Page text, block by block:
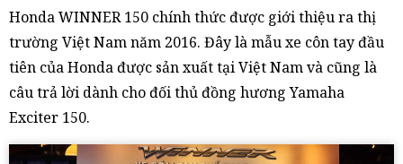
Honda WINNER 150 chính thức được giới thiệu ra thị
trường Việt Nam năm 2016. Đây là mẫu xe côn tay đầu
tiên của Honda được sản xuất tại Việt Nam và cũng là
câu trả lời dành cho đối thủ đồng hương Yamaha
Exciter 150.